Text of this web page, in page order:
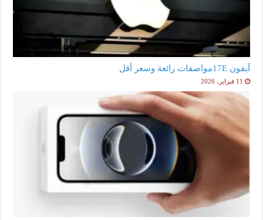
آيفون 17Eمواصفات رائعة وسعر أقل
11 فبراير، 2026